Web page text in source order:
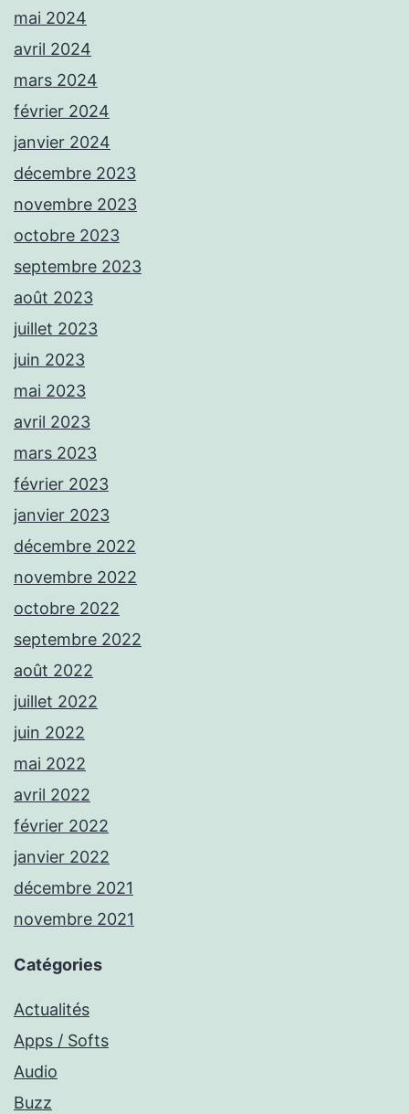
mai 2024
avril 2024
mars 2024
février 2024
janvier 2024
décembre 2023
novembre 2023
octobre 2023
septembre 2023
août 2023
juillet 2023
juin 2023
mai 2023
avril 2023
mars 2023
février 2023
janvier 2023
décembre 2022
novembre 2022
octobre 2022
septembre 2022
août 2022
juillet 2022
juin 2022
mai 2022
avril 2022
février 2022
janvier 2022
décembre 2021
novembre 2021
Catégories
Actualités
Apps / Softs
Audio
Buzz